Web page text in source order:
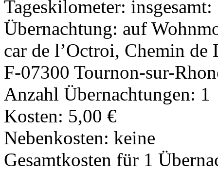
Tageskilometer:
Übernachtung: auf
car de l’Octroi, Chemin de
F-07300 Tournon-sur-
Anzahl Übernachtungen: 1
Kosten: 5,00 €
Nebenkosten: keine
Gesamtkosten für 1